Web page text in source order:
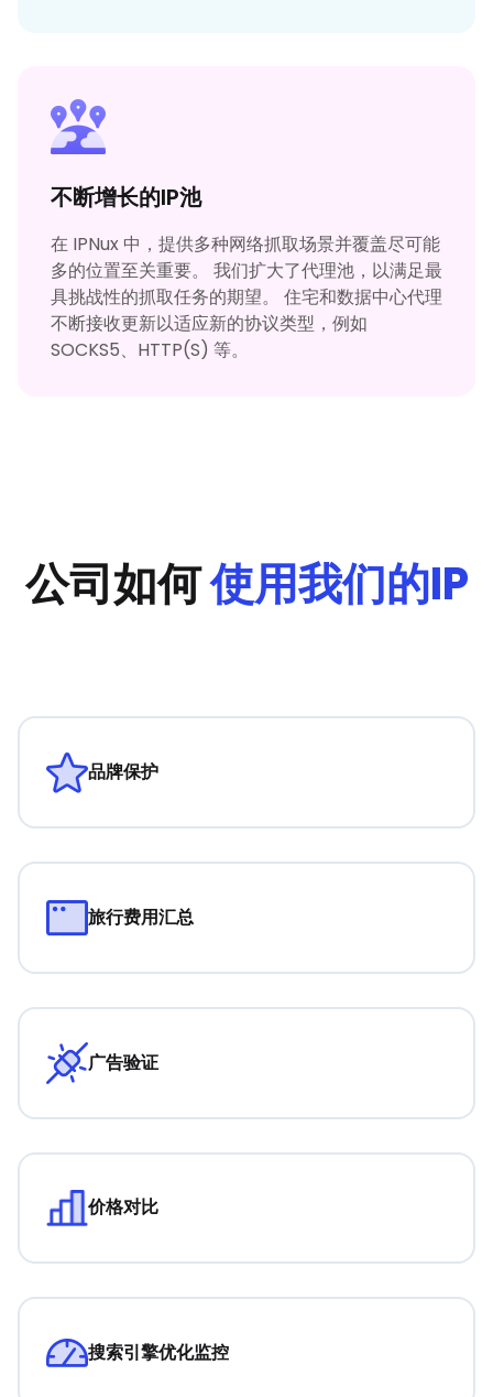
不断增长的IP池
在 IPNux 中，提供多种网络抓取场景并覆盖尽可能
多的位置至关重要。 我们扩大了代理池，以满足最
具挑战性的抓取任务的期望。 住宅和数据中心代理
不断接收更新以适应新的协议类型，例如
SOCKS5、HTTP(S) 等。
公司如何使用我们的IP
品牌保护
旅行费用汇总
广告验证
价格对比
搜索引擎优化监控